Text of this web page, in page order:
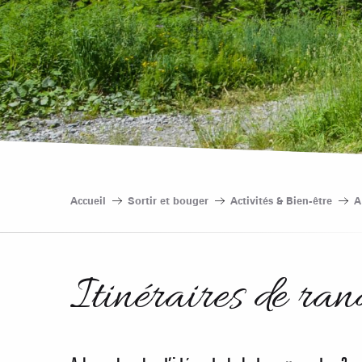
Accueil Sortir et bouger Activités & Bien-être
Itinéraires de